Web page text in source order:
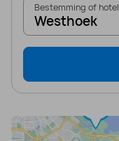
Bestemming of hotel
Westhoek